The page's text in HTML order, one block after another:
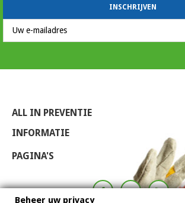
ALL IN PREVENTIE
INFORMATIE
PAGINA'S
Beheer uw privacy